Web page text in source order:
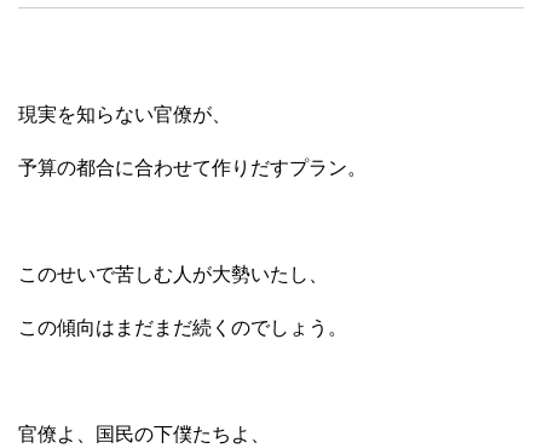
現実を知らない官僚が、
予算の都合に合わせて作りだすプラン。
このせいで苦しむ人が大勢いたし、
この傾向はまだまだ続くのでしょう。
官僚よ、国民の下僕たちよ、